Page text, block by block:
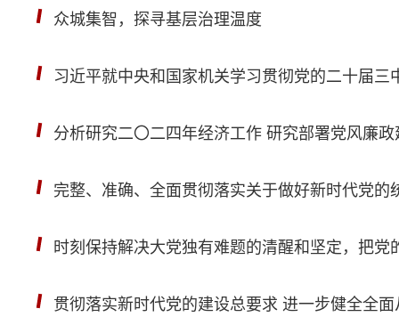
众城集智，探寻基层治理温度
习近平就中央和国家机关学习贯彻党的二十届
分析研究二〇二四年经济工作 研究部署党风廉
完整、准确、全面贯彻落实关于做好新时代党的
时刻保持解决大党独有难题的清醒和坚定，把党
贯彻落实新时代党的建设总要求 进一步健全全面从严治党体系习近平在中共中央政治局第十五次集体学习时强调 贯彻落实新时代党的建设总要求 进一步健全全面从严治党体系 来源：人民网－人民日报 发布时